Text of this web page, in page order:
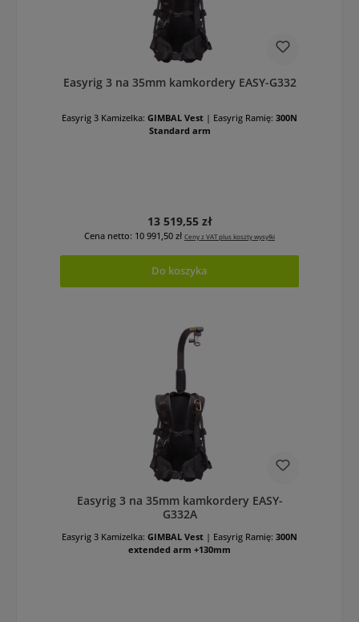
Easyrig 3 na 35mm kamkordery EASY-G332
Easyrig 3 Kamizelka: GIMBAL Vest | Easyrig Ramię: 300N
Standard arm
Cena regularna:
13 519,55 zł
Cena netto: 10 991,50 zł Ceny z VAT plus koszty wysyłki
Do koszyka
Easyrig 3 na 35mm kamkordery EASY-
G332A
Easyrig 3 Kamizelka: GIMBAL Vest | Easyrig Ramię: 300N
extended arm +130mm